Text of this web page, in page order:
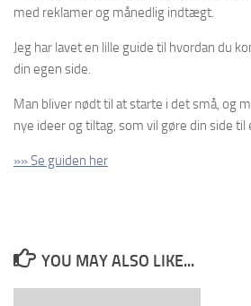
med reklamer og månedlig indtægt.
Jeg har lavet en lille guide til hvordan du
din egen side.
Man bliver nødt til at starte i det små, og
nye ideer og tiltag, som vil gøre din side
»» Se guiden her
YOU MAY ALSO LIKE...